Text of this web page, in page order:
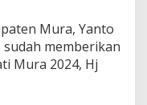
Mura, Yanto
sudah memberikan
Mura 2024, Hj